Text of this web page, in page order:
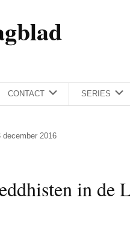
CONTACT SERIES
december 2016
in de